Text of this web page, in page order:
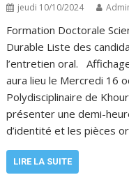
jeudi 10/10/2024
Formation Doctorale
Durable Liste des
l’entretien oral.
aura lieu le Mercredi 16
Polydisciplinaire de
présenter une demi-
d’identité et les pièces
LIRE LA SUITE